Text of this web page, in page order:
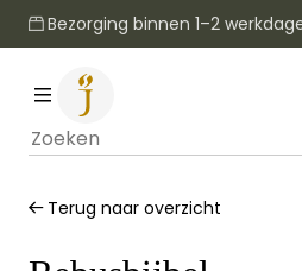
Bezorging binnen 1–2
Terug naar overzicht